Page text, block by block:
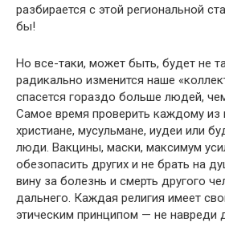
разбирается с этой региональной
бы!
Но все-таки, может быть, будет не
радикально изменится наше
спасется гораздо больше людей,
Самое время проверить каждому из
христиане, мусульмане, иудеи или
люди. Вакцины, маски, максимум
обезопасить других и не брать на
вину за болезнь и смерть другого
дальнего. Каждая религия имеет
этическим принципом — не навреди